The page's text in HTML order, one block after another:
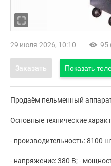
29 июля 2026, 10:10 95
Заказать Показать
Продаём пельменный
Основные технические
- производительность: 8100
- напряжение: 380 В; -